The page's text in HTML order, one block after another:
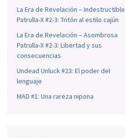
La Era de Revelación – Indestructible
Patrulla-X #2-3: Tritón al estilo cajún
La Era de Revelación – Asombrosa
Patrulla-X #2-3: Libertad y sus
consecuencias
Undead Unluck #23: El poder del
lenguaje
MAD #1: Una rareza nipona